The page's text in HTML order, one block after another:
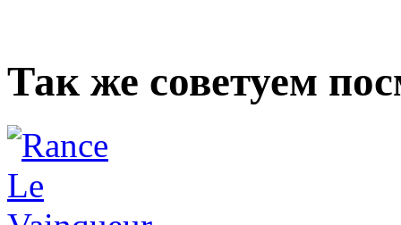
Так же советуем